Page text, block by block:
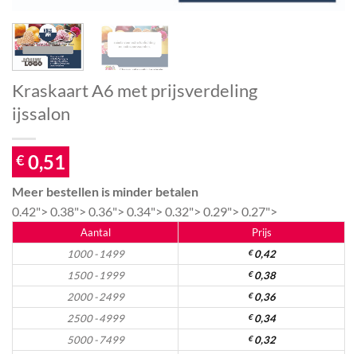
Kraskaart A6 met prijsverdeling
ijssalon
€ 0,51
Meer bestellen is minder betalen
0.42"> 0.38"> 0.36"> 0.34"> 0.32"> 0.29"> 0.27">
Aantal
Prijs
1000 - 1499
€0,42
1500 - 1999
€0,38
2000 - 2499
€0,36
2500 - 4999
€0,34
5000 - 7499
€0,32